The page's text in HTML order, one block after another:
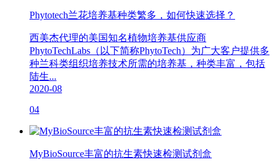
Phytotech兰花培养基种类繁多，如何快速选择？
​西美杰代理的美国知名植物培养基供应商
PhytoTechLabs（以下简称PhytoTech）为广大客户提供多
种兰科类组织培养技术所需的培养基，种类丰富，包括
陆生...
2020-08
04
MyBioSource丰富的抗生素快速检测试剂盒